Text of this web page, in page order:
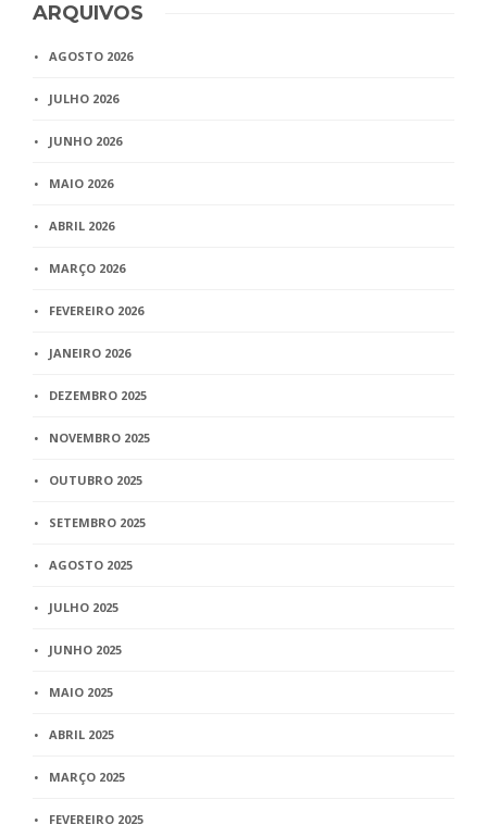
ARQUIVOS
AGOSTO 2026
JULHO 2026
JUNHO 2026
MAIO 2026
ABRIL 2026
MARÇO 2026
FEVEREIRO 2026
JANEIRO 2026
DEZEMBRO 2025
NOVEMBRO 2025
OUTUBRO 2025
SETEMBRO 2025
AGOSTO 2025
JULHO 2025
JUNHO 2025
MAIO 2025
ABRIL 2025
MARÇO 2025
FEVEREIRO 2025